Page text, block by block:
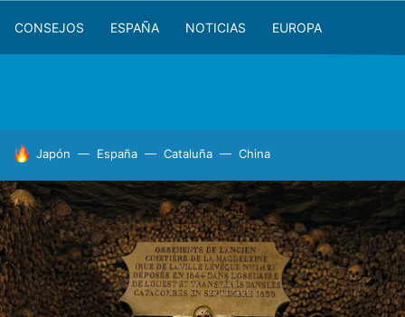
CONSEJOS ESPAÑA NOTICIAS EUROPA
HOY SE HABLA DE
Japón España Cataluña China